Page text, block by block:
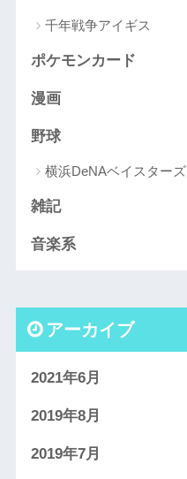
千年戦争アイギス
ポケモンカード
漫画
野球
横浜DeNAベイスターズ
雑記
音楽系
アーカイブ
2021年6月
2019年8月
2019年7月